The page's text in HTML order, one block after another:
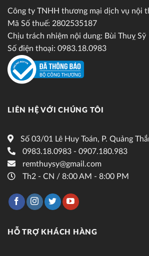
Công ty TNHH thương mại dịch vụ nội
Mã Số thuế: 2802535187
Chịu trách nhiệm nội dung: Bùi Thuỵ Sỹ
Số điện thoại: 0983.18.0983
LIÊN HỆ VỚI CHÚNG TÔI
Số 03/01 Lê Huy Toán, P. Quảng
0983.18.0983 - 0907.180.983
remthuysy@gmail.com
Th2 - CN / 8:00 AM - 8:00 PM
HỖ TRỢ KHÁCH HÀNG